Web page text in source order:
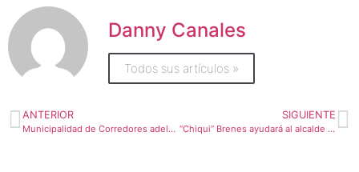
Danny Canales
Todos sus artículos »
ANTERIOR
Municipalidad de Corredores adelantará campaña sanitaria ante auge de dengue
SIGUIENTE
“Chiqui” Brenes ayudará al alcalde de Cartago en plan de prevención de adicciones